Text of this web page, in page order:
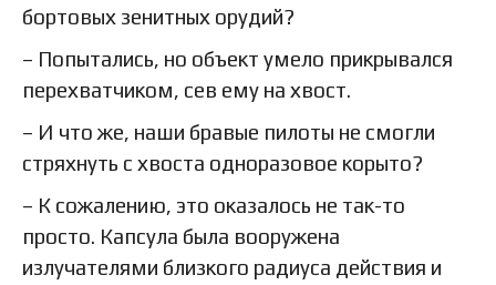
бортовых зенитных орудий?
– Попытались, но объект умело прикрывался
перехватчиком, сев ему на хвост.
– И что же, наши бравые пилоты не смогли
стряхнуть с хвоста одноразовое корыто?
– К сожалению, это оказалось не так-то
просто. Капсула была вооружена
излучателями близкого радиуса действия и